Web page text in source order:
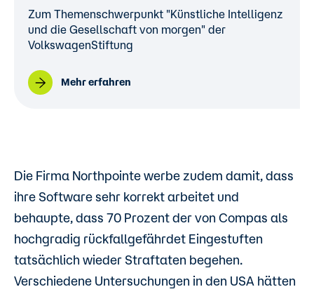
Zum Themenschwerpunkt "Künstliche Intelligenz
und die Gesellschaft von morgen" der
VolkswagenStiftung
Mehr erfahren
Die Firma Northpointe werbe zudem damit, dass
ihre Software sehr korrekt arbeitet und
behaupte, dass 70 Prozent der von Compas als
hochgradig rückfallgefährdet Eingestuften
tatsächlich wieder Straftaten begehen.
Verschiedene Untersuchungen in den USA hätten